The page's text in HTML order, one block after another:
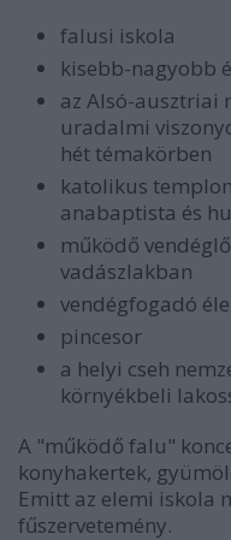
falusi iskola
kisebb-nagyobb
az Alsó-ausztriai
uradalmi
hét témakörben
katolikus
anabaptista és
működő
vadászlakban
vendégfogadó
pincesor
a helyi cseh
környékbeli
A "működő falu"
konyhakertek,
Emitt az elemi iskola
fűszervetemény.